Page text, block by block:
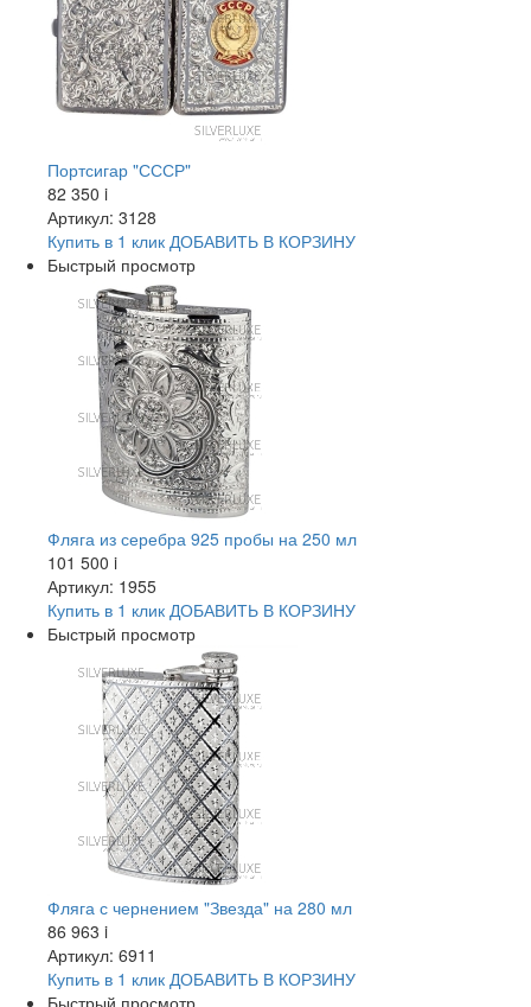
Портсигар "СССР"
82 350 i
Артикул: 3128
Купить в 1 клик ДОБАВИТЬ В КОРЗИНУ
Быстрый просмотр
Фляга из серебра 925 пробы на 250 мл
101 500 i
Артикул: 1955
Купить в 1 клик ДОБАВИТЬ В КОРЗИНУ
Быстрый просмотр
Фляга с чернением "Звезда" на 280 мл
86 963 i
Артикул: 6911
Купить в 1 клик ДОБАВИТЬ В КОРЗИНУ